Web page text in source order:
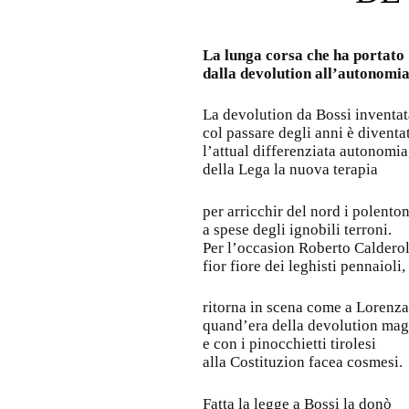
La lunga corsa che ha portato
dalla devolution all’autonomia
La devolution da Bossi
col passare degli anni è
l’attual differenziata
della Lega la nuova terapia
per arricchir del nord i
a spese degli ignobili terroni.
Per l’occasion Roberto
fior fiore dei leghisti pennaioli,
ritorna in scena come a
quand’era della devolution
e con i pinocchietti tirolesi
alla Costituzion facea cosmesi.
Fatta la legge a Bossi la donò